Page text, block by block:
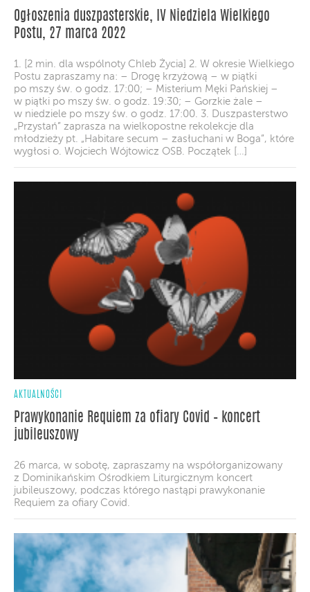
Ogłoszenia duszpasterskie, IV Niedziela Wielkiego
Postu, 27 marca 2022
1. [2 min. dla wspólnoty Chleb Życia] 2. W okresie Wielkiego
Postu zapraszamy na: – Drogę krzyżową – w piątki
po mszy św. o godz. 17:00; – Misterium Męki Pańskiej –
w piątki po mszy św. o godz. 19:30; – Gorzkie żale –
w niedziele po mszy św. o godz. 17:00. 3. Duszpasterstwo
„Przystań” zaprasza na wielkopostne rekolekcje dla
młodzieży pt. „Habitare secum – zasłuchani w Boga”, które
wygłosi o. Wojciech Wójtowicz OSB. Początek […]
AKTUALNOŚCI
Prawykonanie Requiem za ofiary Covid – koncert
jubileuszowy
26 marca, w sobotę, zapraszamy na współorganizowany
z Dominikańskim Ośrodkiem Liturgicznym koncert
jubileuszowy, podczas którego nastąpi prawykonanie
Requiem za ofiary Covid.